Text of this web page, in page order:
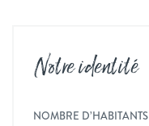
Notre identité
NOMBRE D’HABITANTS